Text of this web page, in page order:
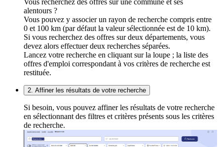
Vous recherchez des offres sur une commune et ses
alentours ?
Vous pouvez y associer un rayon de recherche compris entre
0 et 100 km (par défaut la valeur sélectionnée est de 10 km).
Si vous recherchez des offres sur deux départements, vous
devez alors effectuer deux recherches séparées.
Lancez votre recherche en cliquant sur la loupe ; la liste des
offres d'emploi correspondant à vos critères de recherche est
restituée.
2. Affiner les résultats de votre recherche
Si besoin, vous pouvez affiner les résultats de votre recherche
en sélectionnant des filtres et critères présents sous les critères
de recherche.